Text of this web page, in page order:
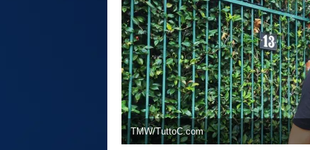
TMW/TuttoC.com